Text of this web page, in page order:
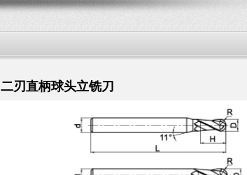
二刃直柄球头立铣刀